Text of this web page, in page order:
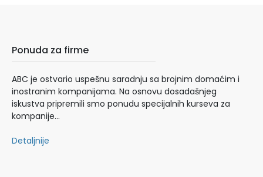
Ponuda za firme
ABC je ostvario uspešnu saradnju sa brojnim domaćim i
inostranim kompanijama. Na osnovu dosadašnjeg
iskustva pripremili smo ponudu specijalnih kurseva za
kompanije…
Detaljnije